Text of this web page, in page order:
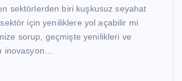
sektörlerden biri kuşkusuz seyahat
için yeniliklere yol açabilir mi
sorup, geçmişte yenilikleri ve
inovasyon…